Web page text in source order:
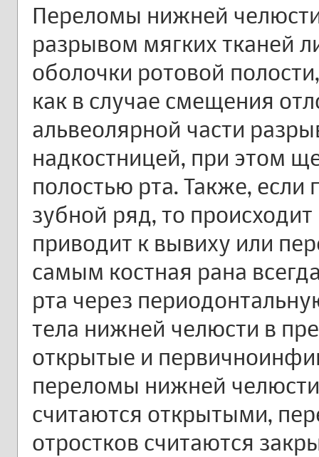
Переломы нижней
разрывом мягких тканей
оболочки ротовой
как в случае смещения
альвеолярной части
надкостницей, при этом
полостью рта. Также,
зубной ряд, то
приводит к вывиху или
самым костная рана
рта через
тела нижней челюсти в
открытые и
переломы нижней
считаются открытыми,
отростков считаются